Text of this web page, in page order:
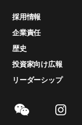
採用情報
企業責任
歴史
投資家向け広報
リーダーシップ